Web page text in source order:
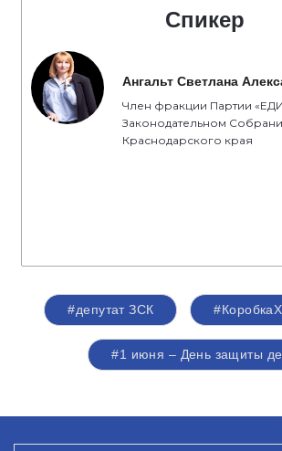
Спикер
Ангальт Светлана
Член фракции Партии
Законодательном
Краснодарского края
#депутат ЗСК
#1 июня – День защиты